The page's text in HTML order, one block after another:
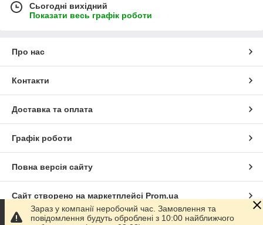
Сьогодні вихідний
Показати весь графік роботи
Про нас
Контакти
Доставка та оплата
Графік роботи
Повна версія сайту
Сайт створено на маркетплейсі Prom.ua
Зараз у компанії неробочий час. Замовлення та
повідомлення будуть оброблені з 10:00 найближчого